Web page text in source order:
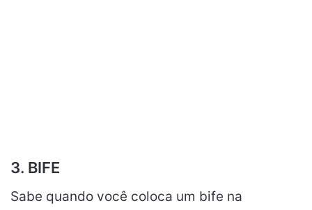
3. BIFE
Sabe quando você coloca um bife na